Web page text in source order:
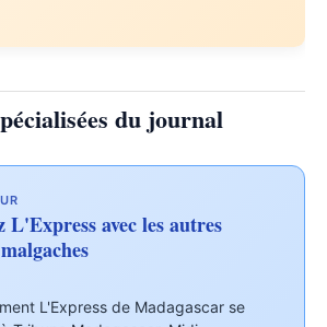
du journal
L'Express avec les autres
L'Express de Madagascar se